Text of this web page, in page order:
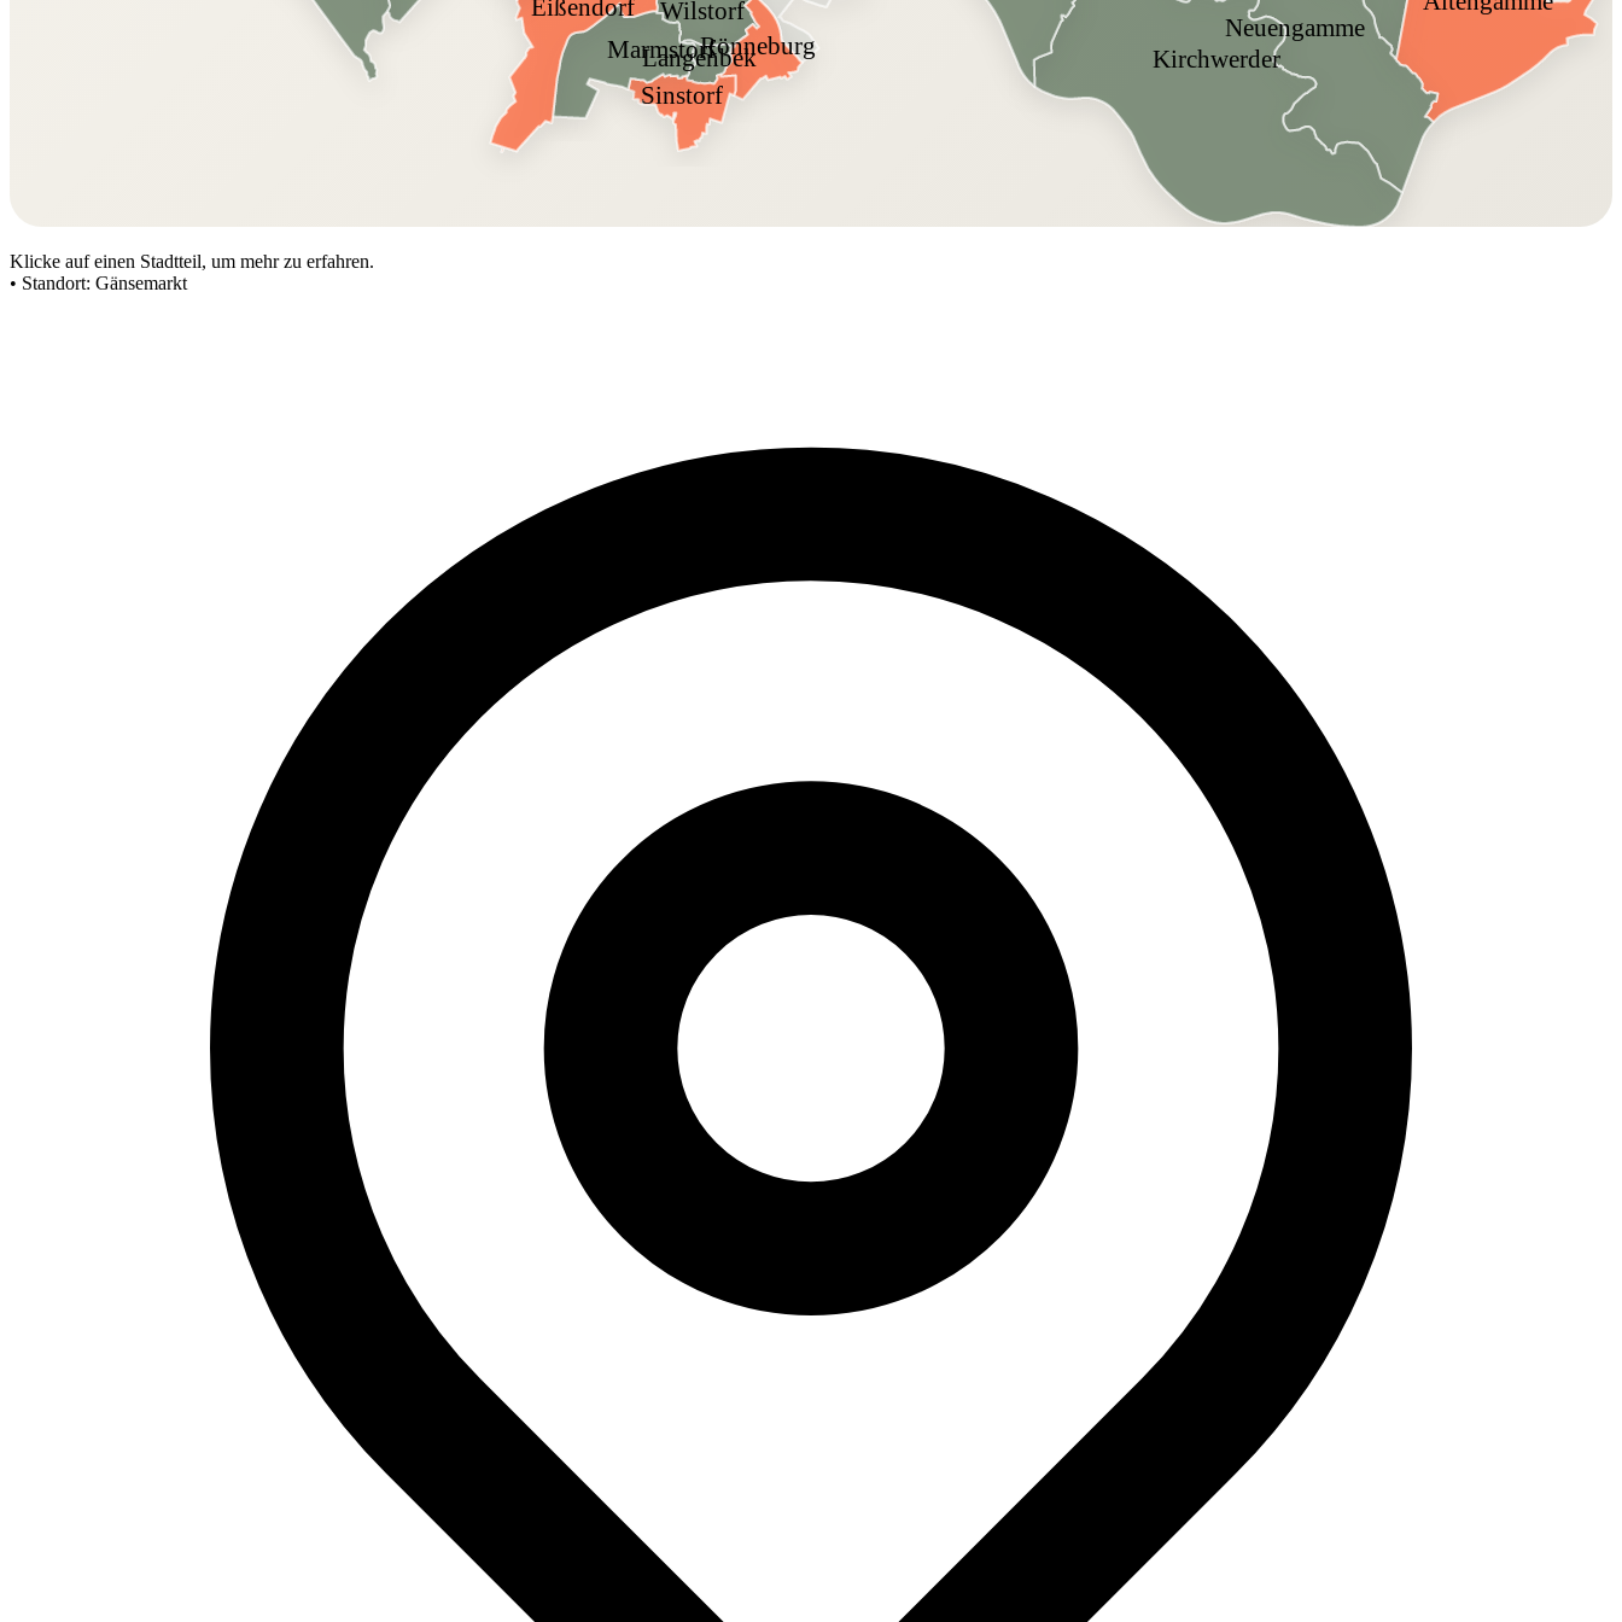
Neuengamme
Kirchwerder
Wilstorf
Rönneburg
Langenbek
Sinstorf
Marmstorf
Eißendorf
Klicke auf einen Stadtteil, um mehr zu erfahren.
• Standort: Gänsemarkt